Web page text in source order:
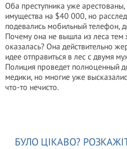
Оба преступника уже
имущества на $40 000, но
подевались мобильный телефон,
Почему она не вышла из леса тем
оказалась? Она действительно
идее отправиться в лес с двумя
Полиция проведет полноценный
медики, но многие уже
что-то нечисто.
БУЛО ЦІКАВО?